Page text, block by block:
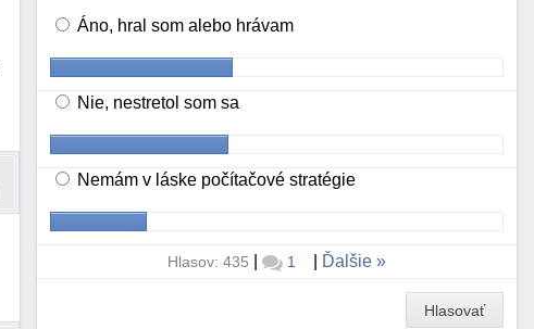
Áno, hral som alebo hrávam
Nie, nestretol som sa
Nemám v láske počítačové stratégie
Hlasov: 435 | 1 Ďalšie
Hlasovať